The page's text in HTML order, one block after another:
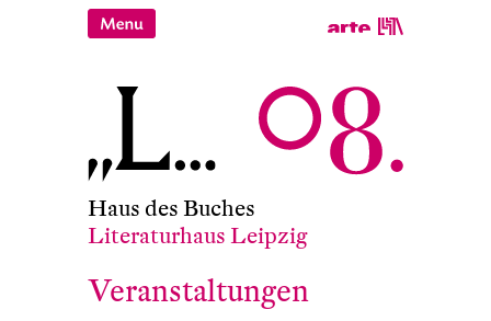
Haus des Buches
Literaturhaus Leipzig
Veranstaltungen